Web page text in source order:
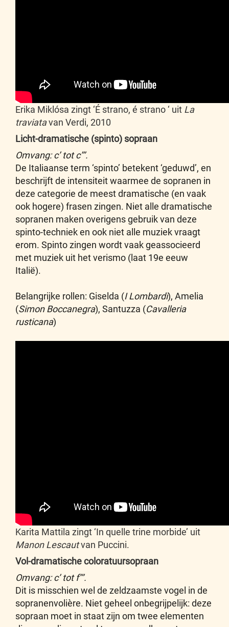
Erika Miklósa zingt ‘É strano, é strano ‘ uit La
traviatavan Verdi, 2010
Licht-dramatische (spinto) sopraan
Omvang: c’ tot c’’’.
De Italiaanse term ‘spinto’ betekent ‘geduwd’, en
beschrijft de intensiteit waarmee de sopranen in
deze categorie de meest dramatische (en vaak
ook hogere) frasen zingen. Niet alle dramatische
sopranen maken overigens gebruik van deze
spinto-techniek en ook niet alle muziek vraagt
erom. Spinto zingen wordt vaak geassocieerd
met muziek uit het verismo (laat 19e eeuw
Italië).
Belangrijke rollen: Giselda (I Lombardi), Amelia
(Simon Boccanegra), Santuzza (Cavalleria
rusticana)
Karita Mattila zingt ‘In quelle trine morbide’ uit
Manon Lescautvan Puccini.
Vol-dramatische coloratuursopraan
Omvang: c’ tot f’’’.
Dit is misschien wel de zeldzaamste vogel in de
sopranenvolière. Niet geheel onbegrijpelijk: deze
sopraan moet in staat zijn om twee elementen